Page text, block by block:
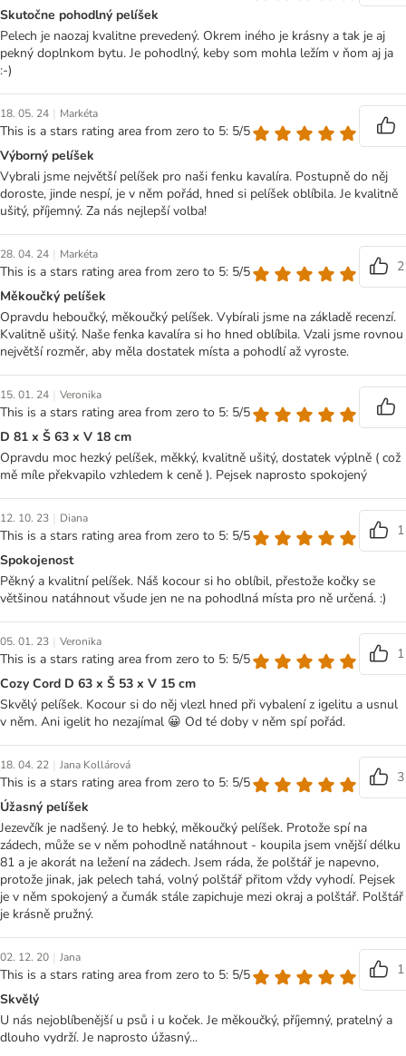
Skutočne pohodlný pelíšek
Pelech je naozaj kvalitne prevedený. Okrem iného je krásny a tak je aj
pekný doplnkom bytu. Je pohodlný, keby som mohla ležím v ňom aj ja
:-)
18. 05. 24 | Markéta
This is a stars rating area from zero to 5: 5/5
Výborný pelíšek
Vybrali jsme největší pelíšek pro naši fenku kavalíra. Postupně do něj
doroste, jinde nespí, je v něm pořád, hned si pelíšek oblíbila. Je kvalitně
ušitý, příjemný. Za nás nejlepší volba!
28. 04. 24 | Markéta
This is a stars rating area from zero to 5: 5/5
2
Měkoučký pelíšek
Opravdu heboučký, měkoučký pelíšek. Vybírali jsme na základě recenzí.
Kvalitně ušitý. Naše fenka kavalíra si ho hned oblíbila. Vzali jsme rovnou
největší rozměr, aby měla dostatek místa a pohodlí až vyroste.
15. 01. 24 | Veronika
This is a stars rating area from zero to 5: 5/5
D 81 x Š 63 x V 18 cm
Opravdu moc hezký pelíšek, měkký, kvalitně ušitý, dostatek výplně ( což
mě míle překvapilo vzhledem k ceně ). Pejsek naprosto spokojený
12. 10. 23 | Diana
This is a stars rating area from zero to 5: 5/5
1
Spokojenost
Pěkný a kvalitní pelíšek. Náš kocour si ho oblíbil, přestože kočky se
většinou natáhnout všude jen ne na pohodlná místa pro ně určená. :)
05. 01. 23 | Veronika
This is a stars rating area from zero to 5: 5/5
1
Cozy Cord D 63 x Š 53 x V 15 cm
Skvělý pelíšek. Kocour si do něj vlezl hned při vybalení z igelitu a usnul
v něm. Ani igelit ho nezajímal 😀 Od té doby v něm spí pořád.
18. 04. 22 | Jana Kollárová
This is a stars rating area from zero to 5: 5/5
3
Úžasný pelíšek
Jezevčík je nadšený. Je to hebký, měkoučký pelíšek. Protože spí na
zádech, může se v něm pohodlně natáhnout - koupila jsem vnější délku
81 a je akorát na ležení na zádech. Jsem ráda, že polštář je napevno,
protože jinak, jak pelech tahá, volný polštář přitom vždy vyhodí. Pejsek
je v něm spokojený a čumák stále zapichuje mezi okraj a polštář. Polštář
je krásně pružný.
02. 12. 20 | Jana
This is a stars rating area from zero to 5: 5/5
1
Skvělý
U nás nejoblíbenější u psů i u koček. Je měkoučký, příjemný, pratelný a
dlouho vydrží. Je naprosto úžasný...